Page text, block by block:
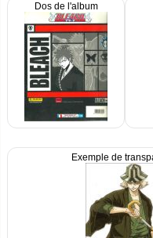
Dos de l'album
Exemple de